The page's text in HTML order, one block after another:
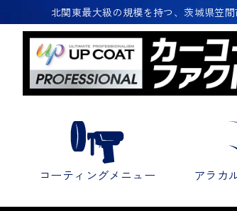
北関東最大級の規模を持つ、茨城県笠
コーティングメニュー アラカ